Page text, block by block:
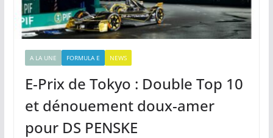
A LA UNE FORMULA E NEWS
E-Prix de Tokyo : Double Top 10
et dénouement doux-amer
pour DS PENSKE